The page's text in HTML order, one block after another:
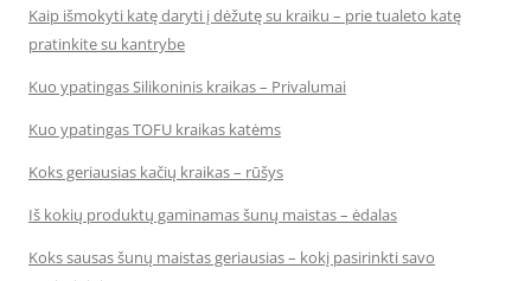
Kaip išmokyti katę daryti į dėžutę su kraiku – prie tualeto katę
pratinkite su kantrybe
Kuo ypatingas Silikoninis kraikas – Privalumai
Kuo ypatingas TOFU kraikas katėms
Koks geriausias kačių kraikas – rūšys
Iš kokių produktų gaminamas šunų maistas – ėdalas
Koks sausas šunų maistas geriausias – kokį pasirinkti savo